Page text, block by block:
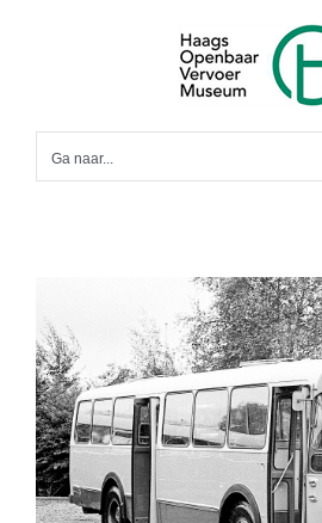
Ga naar...